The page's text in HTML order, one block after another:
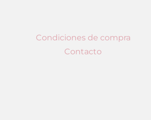
Condiciones de compra
Contacto